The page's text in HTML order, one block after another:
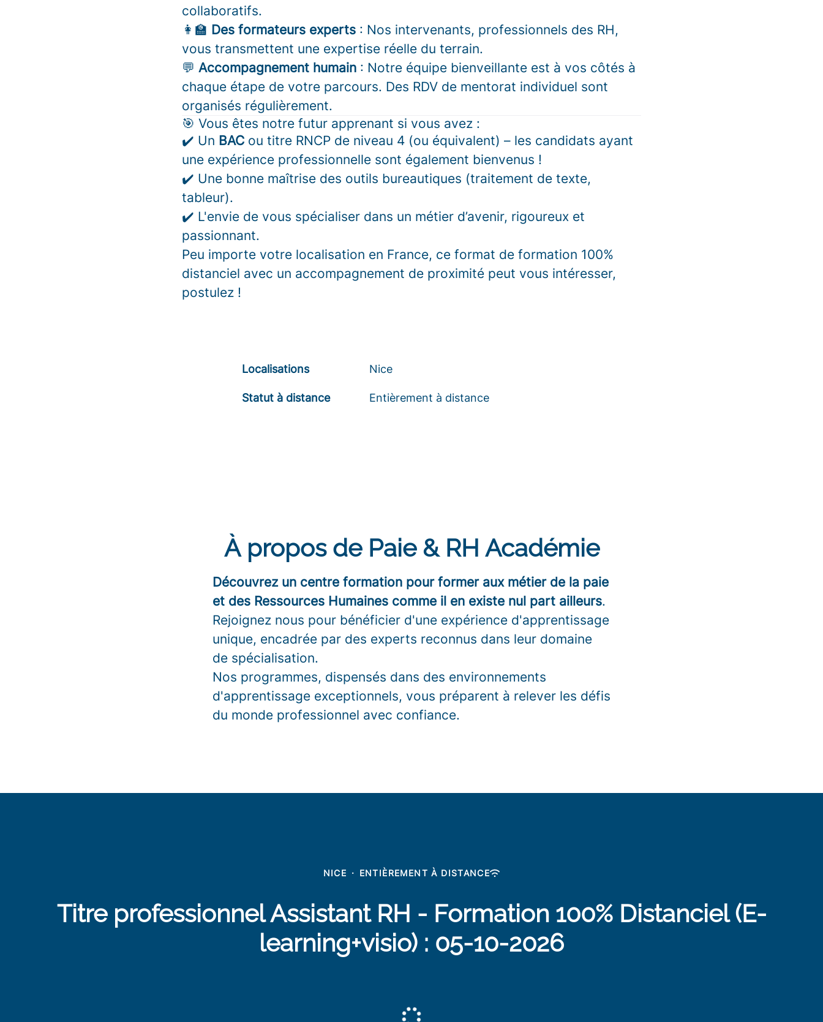
collaboratifs.
👩‍🏫 Des formateurs experts : Nos intervenants, professionnels des RH,
vous transmettent une expertise réelle du terrain.
💬 Accompagnement humain : Notre équipe bienveillante est à vos côtés à
chaque étape de votre parcours. Des RDV de mentorat individuel sont
organisés régulièrement.
🎯 Vous êtes notre futur apprenant si vous avez :
✔️ Un BAC ou titre RNCP de niveau 4 (ou équivalent) – les candidats ayant
une expérience professionnelle sont également bienvenus !
✔️ Une bonne maîtrise des outils bureautiques (traitement de texte,
tableur).
✔️ L'envie de vous spécialiser dans un métier d’avenir, rigoureux et
passionnant.
Peu importe votre localisation en France, ce format de formation 100%
distanciel avec un accompagnement de proximité peut vous intéresser,
postulez !
Localisations Nice
Statut à distance Entièrement à distance
À propos de Paie & RH Académie
Découvrez un centre formation pour former aux métier de la paie
et des Ressources Humaines comme il en existe nul part ailleurs.
Rejoignez nous pour bénéficier d'une expérience d'apprentissage
unique, encadrée par des experts reconnus dans leur domaine
de spécialisation.
Nos programmes, dispensés dans des environnements
d'apprentissage exceptionnels, vous préparent à relever les défis
du monde professionnel avec confiance.
NICE · ENTIÈREMENT À DISTANCE
Titre professionnel Assistant RH - Formation 100% Distanciel (E-
learning+visio) : 05-10-2026